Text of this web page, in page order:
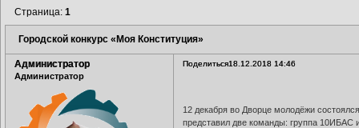
Городской конкурс «Моя Конституция»
Страница:1
Поделиться18.12.2018 14:46
Администратор
Администратор
12 декабря во Дворце молодёжи
представил две команды: группа 10ИБАС